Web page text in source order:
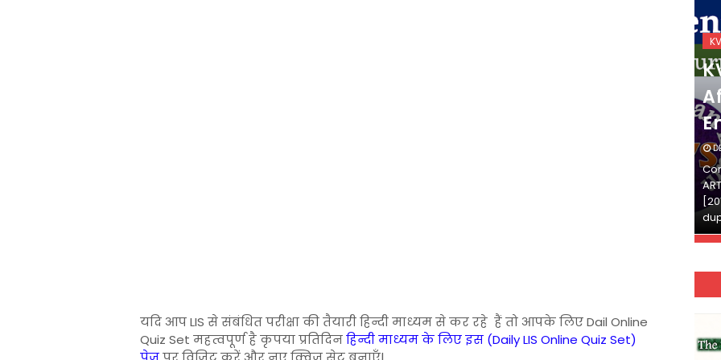
यदि आप LIS से संबंधित परीक्षा की तैयारी हिन्दी माध्यम से कर रहे हैं तो आपके लिए Dail Online
Quiz Set महत्वपूर्ण है कृपया प्रतिदिनहिन्दी माध्यम के लिए इस (Daily LIS Online Quiz Set)